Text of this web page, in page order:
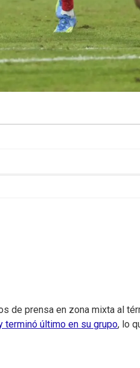
de prensa en zona mixta al
terminó último en su grupo, lo